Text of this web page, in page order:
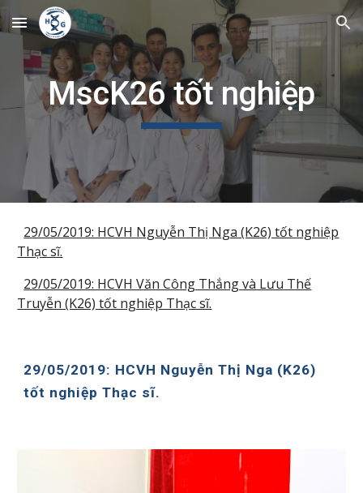
Skip to main content Skip to navigation
MscK26 tốt nghiệp
29/05/2019: HCVH Nguyễn Thị Nga (K26) tốt nghiệp
Thạc sĩ.
29/05/2019: HCVH Văn Công Thắng và Lưu Thế
Truyễn (K26) tốt nghiệp Thạc sĩ.
29/05/2019: HCVH Nguyễn Thị Nga (K26)
tốt nghiệp Thạc sĩ.